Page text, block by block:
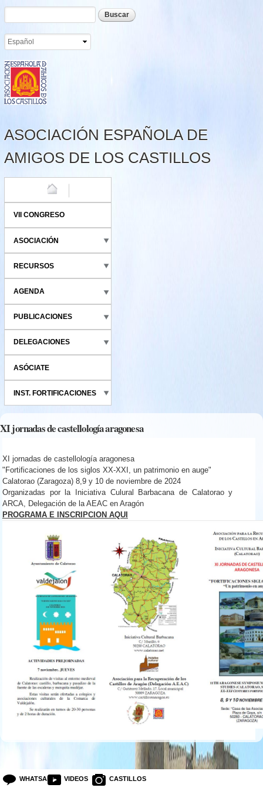
Pasar al
contenido
Formulario de búsqueda
Buscar
ASOCIACIÓN ESPAÑOLA DE
AMIGOS DE LOS CASTILLOS
VII CONGRESO
ASOCIACIÓN
RECURSOS
AGENDA
PUBLICACIONES
DELEGACIONES
ASÓCIATE
INST. FORTIFICACIONES
XI jornadas de castellología aragonesa
XI jornadas de castellología aragonesa
"Fortificaciones de los siglos XX-XXI, un patrimonio en auge"
Calatorao (Zaragoza) 8,9 y 10 de noviembre de 2024
Organizadas por la Iniciativa Culural Barbacana de Calatorao y
ARCA, Delegación de la AEAC en Aragón
PROGRAMA E INSCRIPCION AQUI
WHATSAPP VIDEOS CASTILLOS